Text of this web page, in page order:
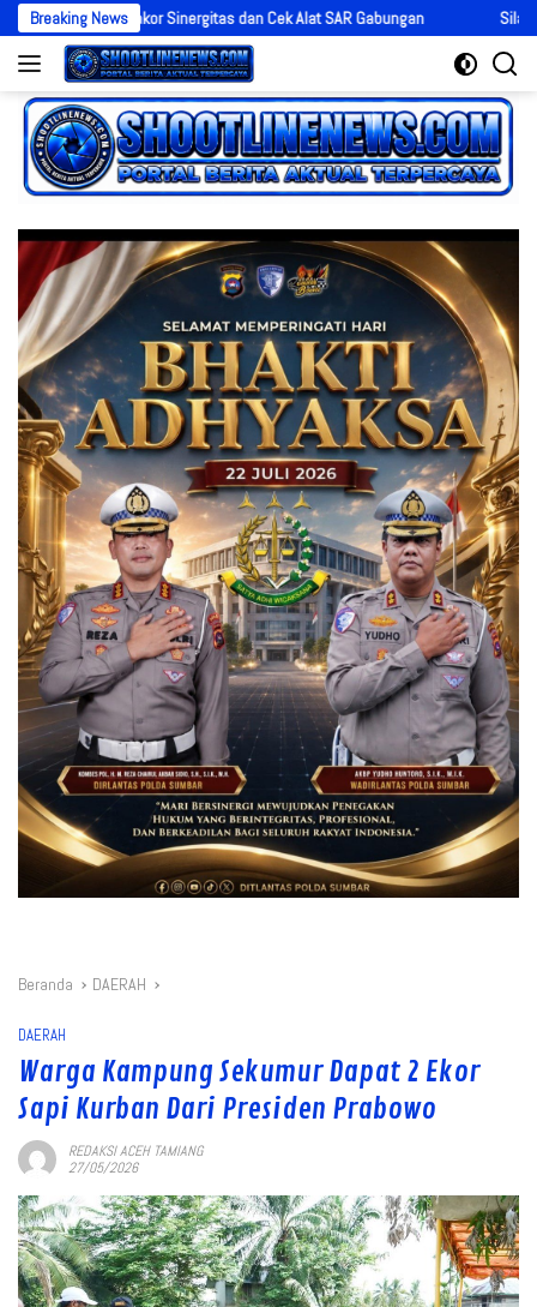
Langsung
ke
konten
Breaking News
Rakor Sinergitas dan Cek Alat SAR Gabungan Silaturahmi ke
Beranda DAERAH
DAERAH
Warga Kampung Sekumur Dapat 2 Ekor
Sapi Kurban Dari Presiden Prabowo
REDAKSI ACEH TAMIANG
27/05/2026